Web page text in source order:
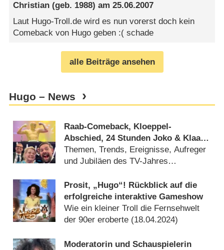
Christian (geb. 1988) am25.06.2007
Laut Hugo-Troll.de wird es nun vorerst doch kein
Comeback von Hugo geben :( schade
alle Beiträge ansehen
Hugo – News
Raab-Comeback, Kloeppel-
Abschied, 24 Stunden Joko & Klaas
und viel Sport: Das deutsche
Fernsehjahr 2024 im Rückblick
Themen, Trends, Ereignisse, Aufreger
und Jubiläen des TV-Jahres
Prosit, „Hugo“! Rückblick auf die
erfolgreiche interaktive Gameshow
Wie ein kleiner Troll die Fernsehwelt
der 90er eroberte (18.04.2024)
Moderatorin und Schauspielerin